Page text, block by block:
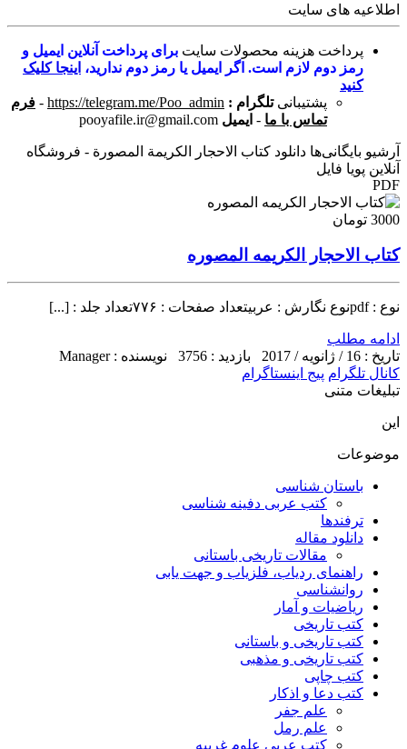
اطلاعیه های سایت
پرداخت هزینه محصولات سایت برای پرداخت آنلاین ایمیل و
رمز دوم لازم است. اگر ایمیل یا رمز دوم ندارید، اینجا کلیک
کنید
پشتیبانی تلگرام : https://telegram.me/Poo_admin
- فرم
تماس با ما - ایمیل pooyafile.ir@gmail.com
آرشیو بایگانی‌ها دانلود کتاب الاحجار الکریمة المصورة - فروشگاه
آنلاین پویا فایل
PDF
3000 تومان
کتاب الاحجار الکریمه المصوره
نوع : pdfنوع نگارش : عربیتعداد صفحات : ۷۷۶تعداد جلد : [...]
ادامه مطلب
تاریخ : 16 / ژانویه / 2017
بازدید : 3756
نویسنده : Manager
کانال تلگرام پیج اینستاگرام
تبلیغات متنی
این
موضوعات
باستان شناسی
کتب عربی دفینه شناسی
ترفندها
دانلود مقاله
مقالات تاریخی باستانی
راهنمای ردیاب، فلزیاب و جهت یابی
روانشناسی
ریاضیات و آمار
کتب تاریخی
کتب تاریخی و باستانی
کتب تاریخی و مذهبی
کتب چاپی
کتب دعا و اذکار
علم جفر
علم رمل
کتب عربی علوم غریبه